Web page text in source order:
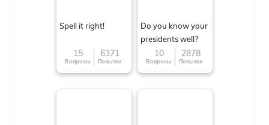
Spell it right!
15
Вопросы
6371
Попытки
Do you know your
presidents well?
10
Вопросы
2878
Попытки